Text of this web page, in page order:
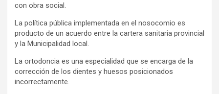
con obra social.
La política pública implementada en el nosocomio es
producto de un acuerdo entre la cartera sanitaria provincial
y la Municipalidad local.
La ortodoncia es una especialidad que se encarga de la
corrección de los dientes y huesos posicionados
incorrectamente.